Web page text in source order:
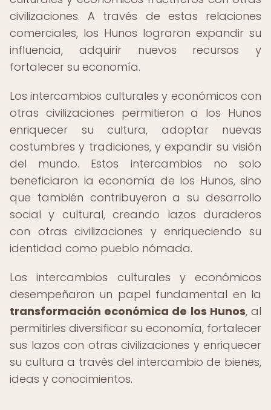
civilizaciones. A través de estas relaciones
comerciales, los Hunos lograron expandir su
influencia, adquirir nuevos recursos y
fortalecer su economía.
Los intercambios culturales y económicos con
otras civilizaciones permitieron a los Hunos
enriquecer su cultura, adoptar nuevas
costumbres y tradiciones, y expandir su visión
del mundo. Estos intercambios no solo
beneficiaron la economía de los Hunos, sino
que también contribuyeron a su desarrollo
social y cultural, creando lazos duraderos
con otras civilizaciones y enriqueciendo su
identidad como pueblo nómada.
Los intercambios culturales y económicos
desempeñaron un papel fundamental en la
transformación económica de los Hunos, al
permitirles diversificar su economía, fortalecer
sus lazos con otras civilizaciones y enriquecer
su cultura a través del intercambio de bienes,
ideas y conocimientos.